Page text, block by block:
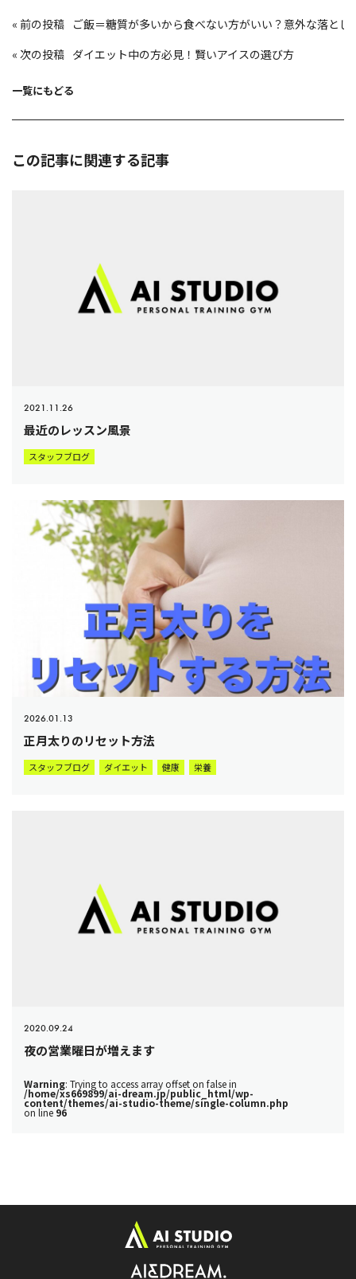
投
稿
ゲ
ョ
«
ご飯＝糖質が多いから食べない方がいい？意外な落とし
«
ダイエット中の方必見！賢いアイスの選び方
一覧にもどる
この記事に関連する記事
2021.11.26
最近のレッスン風景
スタッフブログ
2026.01.13
正月太りのリセット方法
スタッフブログ ダイエット 健康 栄養
2020.09.24
夜の営業曜日が増えます
Warning: Trying to access array offset on false in
/home/xs669899/ai-dream.jp/public_html/wp-
content/themes/ai-studio-theme/single-column.php
on line 96
ト
プ